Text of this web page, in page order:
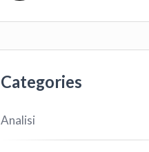
Categories
Analisi